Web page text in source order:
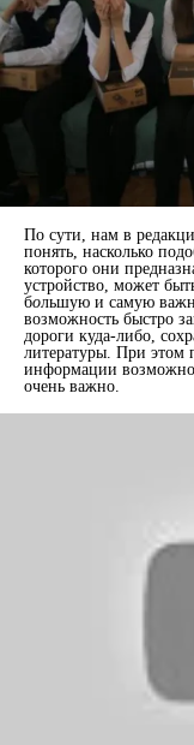
По сути, нам в
понять, насколько
которого они
устройство, может
большую и самую
возможность быстро
дороги куда-либо,
литературы. При этом
информации возможно
очень важно.